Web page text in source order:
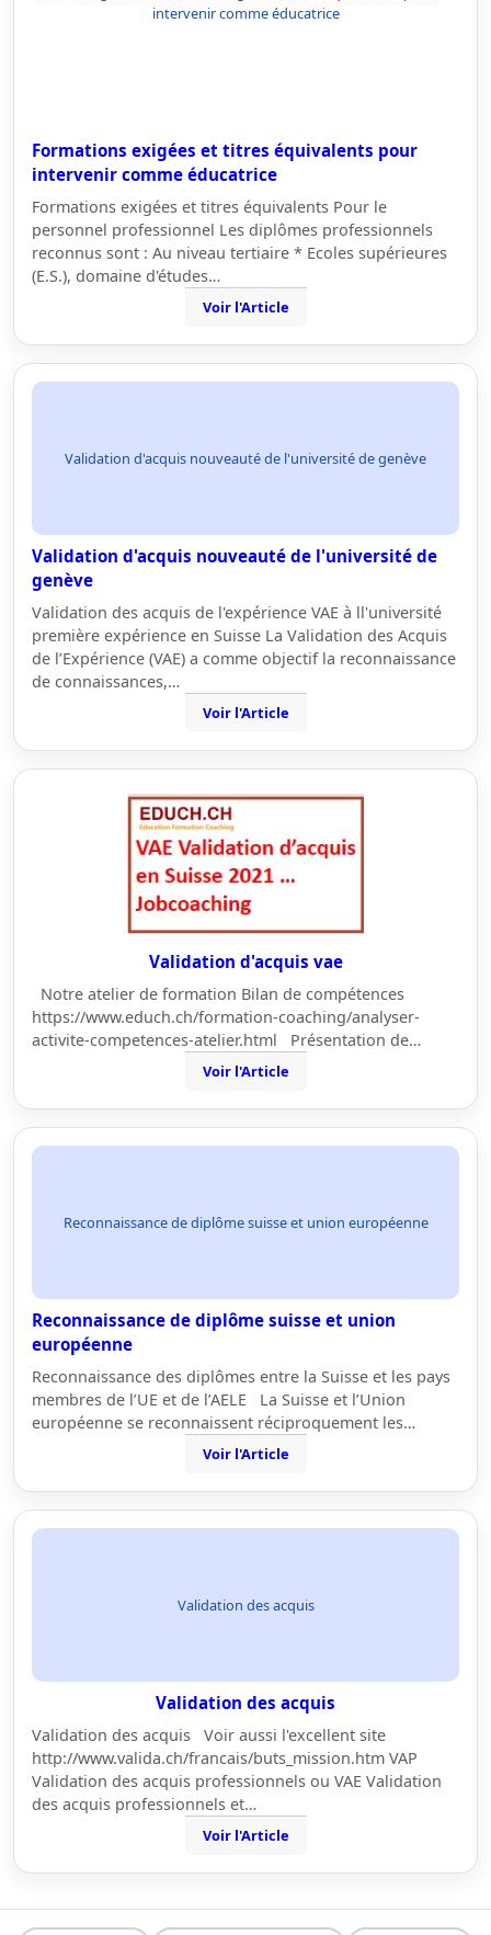
Formations exigées et titres équivalents pour
intervenir comme éducatrice
Formations exigées et titres équivalents Pour le
personnel professionnel Les diplômes professionnels
reconnus sont : Au niveau tertiaire * Ecoles supérieures
(E.S.), domaine d'études…
Voir l'Article
Validation d'acquis nouveauté de l'université de genève
Validation d'acquis nouveauté de l'université de
genève
Validation des acquis de l'expérience VAE à ll'université
première expérience en Suisse La Validation des Acquis
de l’Expérience (VAE) a comme objectif la reconnaissance
de connaissances,…
Voir l'Article
Validation d'acquis vae
Notre atelier de formation Bilan de compétences
https://www.educh.ch/formation-coaching/analyser-
activite-competences-atelier.html Présentation de…
Voir l'Article
Reconnaissance de diplôme suisse et union européenne
Reconnaissance de diplôme suisse et union
européenne
Reconnaissance des diplômes entre la Suisse et les pays
membres de l’UE et de l’AELE La Suisse et l’Union
européenne se reconnaissent réciproquement les…
Voir l'Article
Validation des acquis
Validation des acquis
Validation des acquis Voir aussi l'excellent site
http://www.valida.ch/francais/buts_mission.htm VAP
Validation des acquis professionnels ou VAE Validation
des acquis professionnels et…
Voir l'Article